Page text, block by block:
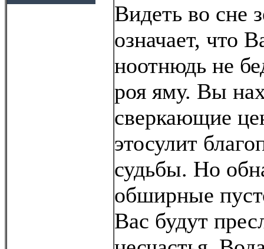
Видеть во сне
означает, что
ноотнюдь не
роя яму. Вы
сверкающие
этосулит
судьбы. Но
обширные
Вас будут